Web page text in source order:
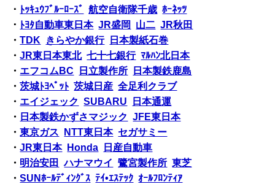
・ ﾄｯｷｭｳﾌﾞﾙｰﾛｰｽﾞ 航空自衛隊千歳 ﾎｰﾈｯﾂ
・ ﾄﾖﾀ自動車東日本 JR盛岡 山二 JR秋田
・TDK きらやか銀行
日本製紙石巻
・JR東日本東北 七十七銀行 ﾏﾙﾊﾝ北日本
・ エフコムBC 日立製作所
日本製鉄鹿島
・茨城ﾄﾖﾍﾟｯﾄ 茨城日産 全足利クラブ
・ エイジェック SUBARU
日本通運
・ 日本製鉄かずさマジック
JFE東日本
・東京ガス NTT東日本 セガサミー
・JR東日本 Honda
日産自動車
・ 明治安田 ハナマウイ 鷺宮製作所 東芝
・SUNﾎｰﾙﾃﾞｨﾝｸﾞｽ ﾃｲ•ｴｽﾃｯｸ ｵｰﾙﾌﾛﾝﾃｨｱ